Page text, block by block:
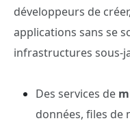
développeurs de
applications sans se
infrastructures sous-
Des services de
données, files de